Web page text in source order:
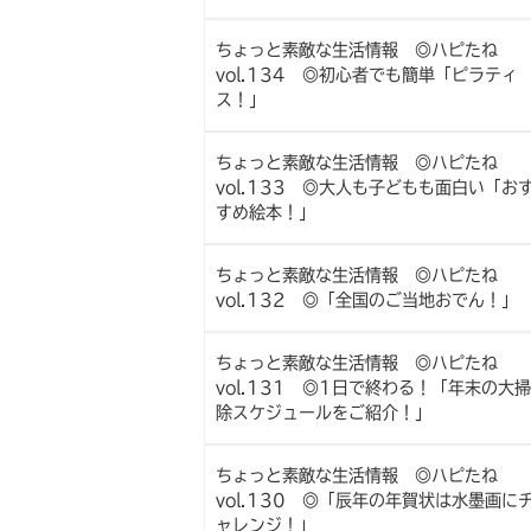
ちょっと素敵な生活情報 ◎ハピたね
vol.134 ◎初心者でも簡単「ピラティ
ス！」
ちょっと素敵な生活情報 ◎ハピたね
vol.133 ◎大人も子どもも面白い「お
すめ絵本！」
ちょっと素敵な生活情報 ◎ハピたね
vol.132 ◎「全国のご当地おでん！」
ちょっと素敵な生活情報 ◎ハピたね
vol.131 ◎1日で終わる！「年末の大掃
除スケジュールをご紹介！」
ちょっと素敵な生活情報 ◎ハピたね
vol.130 ◎「辰年の年賀状は水墨画に
ャレンジ！」